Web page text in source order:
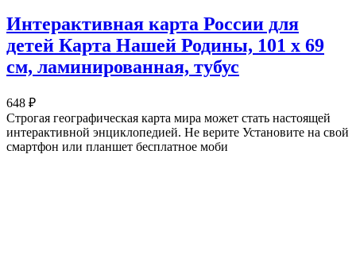
Интерактивная карта России для
детей Карта Нашей Родины, 101 х 69
см, ламинированная, тубус
648 ₽
Строгая географическая карта мира может стать настоящей
интерактивной энциклопедией. Не верите Установите на свой
смартфон или планшет бесплатное моби